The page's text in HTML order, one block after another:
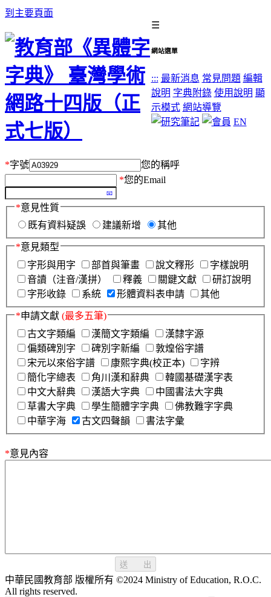
到主要頁面
☰
網站選單
::: 最新消息 常見問題 編輯
說明 字典附錄 使用說明 顯
示模式 網站導覽
EN
*字號
您的稱呼
*您的Email
*意見性質
既有資料疑誤
建議新增 其他
*意見類型
字形與用字
部首與筆畫 說文釋形
字樣說明
音讀（注音/漢拼）
釋義 關鍵文獻
研訂說明
字形收錄
系統 形體資料表申請 其他
*申請文獻 (最多五筆)
古文字類編
漢簡文字類編
漢隸字源
偏類碑別字
碑別字新編
敦煌俗字譜
宋元以來俗字譜
康熙字典(校正本)
字辨
簡化字總表
角川漢和辭典
韓國基礎漢字表
中文大辭典
漢語大字典
中國書法大字典
草書大字典
學生簡體字字典
佛教難字字典
中華字海
古文四聲韻 書法字彙
*意見內容
送 出
中華民國教育部 版權所有 ©2024 Ministry of Education, R.O.C.
All rights reserved.